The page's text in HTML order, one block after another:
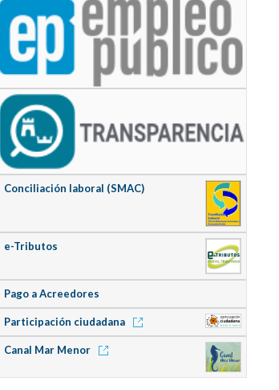
Conciliación laboral (SMAC)
e-Tributos
Pago a Acreedores
Participación ciudadana
Canal Mar Menor